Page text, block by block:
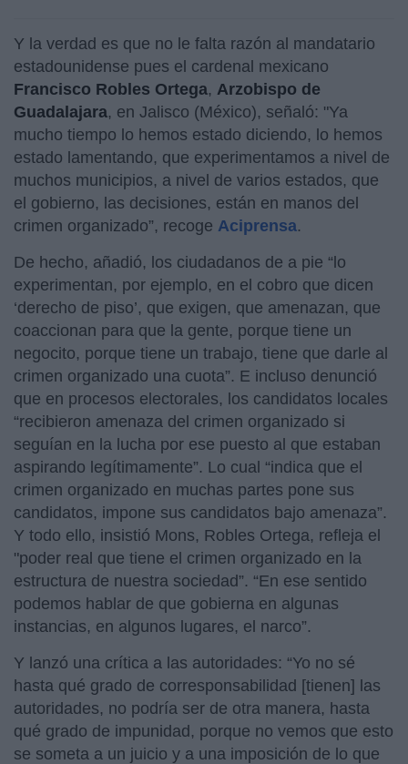
Y la verdad es que no le falta razón al mandatario
estadounidense pues el cardenal mexicano
Francisco Robles Ortega, Arzobispo de
Guadalajara, en Jalisco (México), señaló: "Ya
mucho tiempo lo hemos estado diciendo, lo hemos
estado lamentando, que experimentamos a nivel de
muchos municipios, a nivel de varios estados, que
el gobierno, las decisiones, están en manos del
crimen organizado”, recoge Aciprensa.
De hecho, añadió, los ciudadanos de a pie “lo
experimentan, por ejemplo, en el cobro que dicen
‘derecho de piso’, que exigen, que amenazan, que
coaccionan para que la gente, porque tiene un
negocito, porque tiene un trabajo, tiene que darle al
crimen organizado una cuota”. E incluso denunció
que en procesos electorales, los candidatos locales
“recibieron amenaza del crimen organizado si
seguían en la lucha por ese puesto al que estaban
aspirando legítimamente”. Lo cual “indica que el
crimen organizado en muchas partes pone sus
candidatos, impone sus candidatos bajo amenaza”.
Y todo ello, insistió Mons, Robles Ortega, refleja el
"poder real que tiene el crimen organizado en la
estructura de nuestra sociedad”. “En ese sentido
podemos hablar de que gobierna en algunas
instancias, en algunos lugares, el narco”.
Y lanzó una crítica a las autoridades: “Yo no sé
hasta qué grado de corresponsabilidad [tienen] las
autoridades, no podría ser de otra manera, hasta
qué grado de impunidad, porque no vemos que esto
se someta a un juicio y a una imposición de lo que